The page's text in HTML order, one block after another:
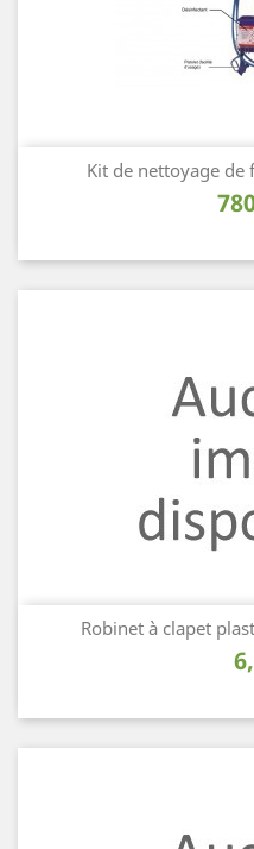
Kit de nettoyage
Robinet à clapet